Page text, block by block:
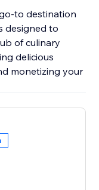
to destination
designed to
of culinary
delicious
monetizing your